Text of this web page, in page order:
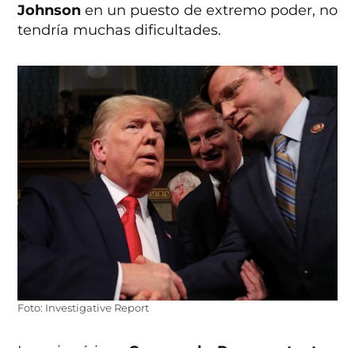
Johnson en un puesto de extremo poder, no
tendría muchas dificultades.
Foto: Investigative Report